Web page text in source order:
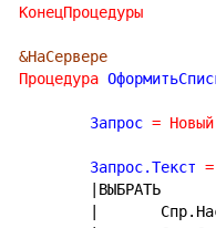
КонецПроцедуры
&НаСервере
Процедура
	Запрос
= Новый
	Запрос.Текст
=
|ВЫБРАТЬ